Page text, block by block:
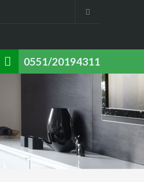
0551/20194311